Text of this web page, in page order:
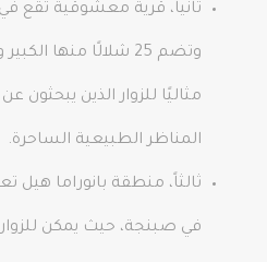
ثانياً، قرية معشوقية تقع
وتضم 25 شلالًا منها
مثاليًا للزوار الذين يبحثون
المناظر الطبيعية الساحرة.
ثالثاً، منطقة بانوراما
في صبنجة، حيث يمكن